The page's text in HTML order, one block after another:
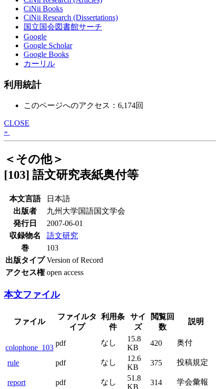
CiNii Books
CiNii Research (Dissertations)
国立国会図書館サーチ
Google
Google Scholar
Google Books
カーリル
利用統計
このページへのアクセス：6,174回
CLOSE
»
＜その他＞
[103] 語文研究表紙奥付等
本文言語
日本語
出版者
九州大学国語国文学会
発行日
2007-06-01
収録物名
語文研究
巻
103
出版タイプ Version of Record
アクセス権 open access
本文ファイル
ファイル
ファイルタ
イプ
利用条
件
サイ
ズ
閲覧回
数
説明
colophone_103
pdf なし
15.8
KB
420 奥付
rule pdf なし
12.6
KB
375 投稿規定
report pdf なし
51.8
KB
314 学会彙報